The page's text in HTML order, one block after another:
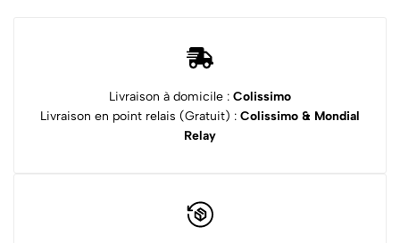
Livraison à domicile : Colissimo
Livraison en point relais (Gratuit) : Colissimo & Mondial
Relay